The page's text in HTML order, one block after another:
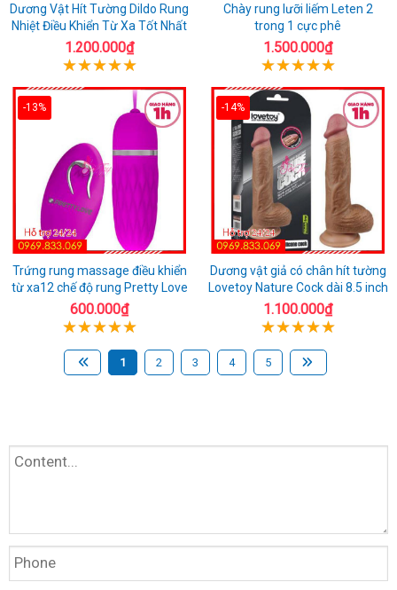
Dương Vật Hít Tường Dildo Rung
Nhiệt Điều Khiển Từ Xa Tốt Nhất
1.200.000₫
Chày rung lưỡi liếm Leten 2
trong 1 cực phê
1.500.000₫
-13%
Trứng rung massage điều khiển
từ xa12 chế độ rung Pretty Love
600.000₫
-14%
Dương vật giả có chân hít tường
Lovetoy Nature Cock dài 8.5 inch
1.100.000₫
1 2 3 4 5